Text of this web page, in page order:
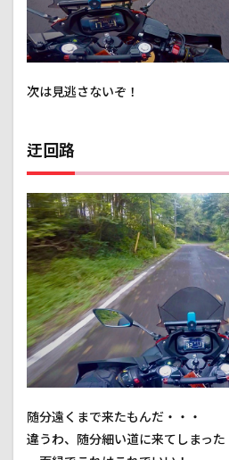
次は見逃さないぞ！
迂回路
随分遠くまで来たもんだ・・・
違うわ、随分細い道に来てしまった